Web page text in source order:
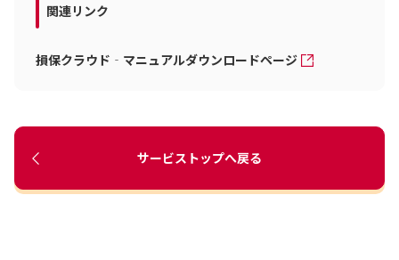
関連リンク
損保クラウド‐マニュアルダウンロードページ
サービストップへ戻る